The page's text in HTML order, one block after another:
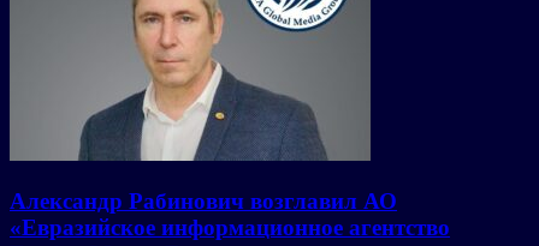
Александр Рабинович возглавил АО
«Евразийское информационное агентство